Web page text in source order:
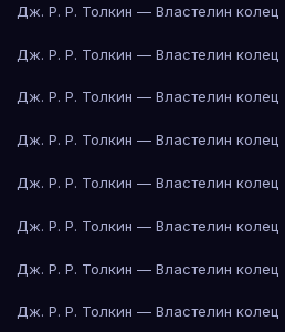
Дж. Р. Р. Толкин — Властелин колец
Дж. Р. Р. Толкин — Властелин колец
Дж. Р. Р. Толкин — Властелин колец
Дж. Р. Р. Толкин — Властелин колец
Дж. Р. Р. Толкин — Властелин колец
Дж. Р. Р. Толкин — Властелин колец
Дж. Р. Р. Толкин — Властелин колец
Дж. Р. Р. Толкин — Властелин колец